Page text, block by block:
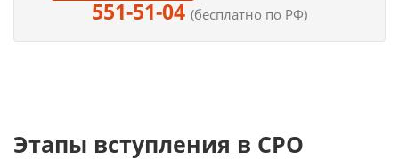
551-51-04 (бесплатно по РФ)
Этапы вступления в СРО